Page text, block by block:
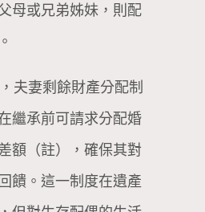
母或兄弟姊妹，則配
夫妻剩餘財產分配制
繼承前可請求分配婚
額（註），確保其對
饋。這一制度在遺產